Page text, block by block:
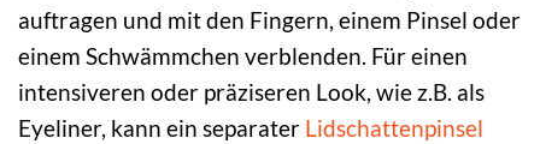
auftragen und mit den Fingern, einem Pinsel oder
einem Schwämmchen verblenden. Für einen
intensiveren oder präziseren Look, wie z.B. als
Eyeliner, kann ein separater Lidschattenpinsel